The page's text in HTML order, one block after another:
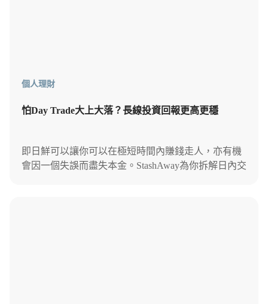
個人理財
怕Day Trade大上大落？長線投資回報更高更穩
即日鮮可以讓你可以在極短時間內賺錢走人，亦有機
會因一個失誤而盡失本金。StashAway為你拆解日內交